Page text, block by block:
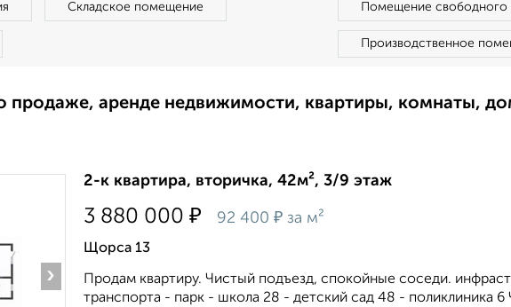
Складское помещение Помещение свободного
Производственное
продаже, аренде недвижимости, квартиры, комнаты,
›
2-к квартира, вторичка, 42м², 3/9 этаж
3 880 000 ₽ 92 400 ₽ за м²
Щорса 13
Продам квартиру. Чистый подъезд, спокойные соседи.
транспорта - парк - школа 28 - детский сад 48 - поликлиника 6